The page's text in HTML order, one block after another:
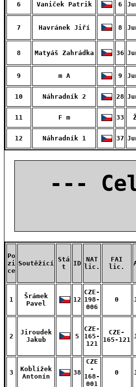
6 Vaniček Patrik 6
7 Havránek Jiří 8
8 Matyáš Zahrádka 36
9 m A 9
10 Náhradník 2 28
11 F m 33
12 Náhradník 1 37
---
Po
zi
ce
Soutěžící
Stá
t
ID
NAT
lic.
FAI
lic.
1
Šrámek
Pavel
12
CZE-
198-
006
0
2
Jiroudek
Jakub
5
CZE-
165-
121
CZE-
165-121
3
Koblížek
Antonín
38
CZE
-
168-
001
0